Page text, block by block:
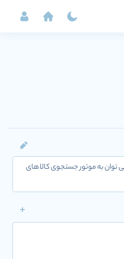
شرکت می توان به موتور جستجوی کالا های